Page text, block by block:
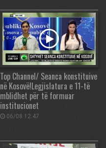
Top Channel/ Seanca konstituive
në Kosovë!Legjislatura e 11-të
mblidhet për të formuar
institucionet
06/08 12:47